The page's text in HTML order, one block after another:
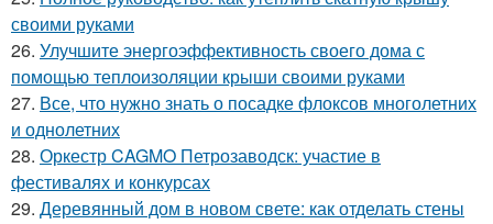
своими руками
26. Улучшите энергоэффективность своего дома с
помощью теплоизоляции крыши своими руками
27. Все, что нужно знать о посадке флоксов многолетних
и однолетних
28. Оркестр CAGMO Петрозаводск: участие в
фестивалях и конкурсах
29. Деревянный дом в новом свете: как отделать стены